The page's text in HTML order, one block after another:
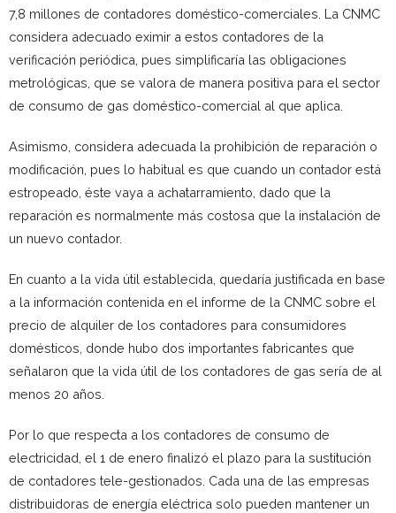
7,8 millones de contadores doméstico-comerciales. La CNMC
considera adecuado eximir a estos contadores de la
verificación periódica, pues simplificaría las obligaciones
metrológicas, que se valora de manera positiva para el sector
de consumo de gas doméstico-comercial al que aplica.
Asimismo, considera adecuada la prohibición de reparación o
modificación, pues lo habitual es que cuando un contador está
estropeado, éste vaya a achatarramiento, dado que la
reparación es normalmente más costosa que la instalación de
un nuevo contador.
En cuanto a la vida útil establecida, quedaría justificada en base
a la información contenida en el informe de la CNMC sobre el
precio de alquiler de los contadores para consumidores
domésticos, donde hubo dos importantes fabricantes que
señalaron que la vida útil de los contadores de gas sería de al
menos 20 años.
Por lo que respecta a los contadores de consumo de
electricidad, el 1 de enero finalizó el plazo para la sustitución
de contadores tele-gestionados. Cada una de las empresas
distribuidoras de energía eléctrica solo pueden mantener un